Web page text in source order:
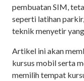
pembuatan SIM,
seperti latihan
teknik menyetir
Artikel ini akan
kursus mobil serta
memilih tempat